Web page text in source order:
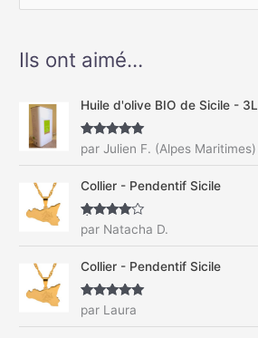
h
h
Ils ont aimé…
Huile d'olive BIO de Sicile - 3L
Note5sur
5
par Julien F. (Alpes Maritimes)
Collier - Pendentif Sicile
Note4
sur 5
par Natacha D.
Collier - Pendentif Sicile
Note 5sur
5
par Laura